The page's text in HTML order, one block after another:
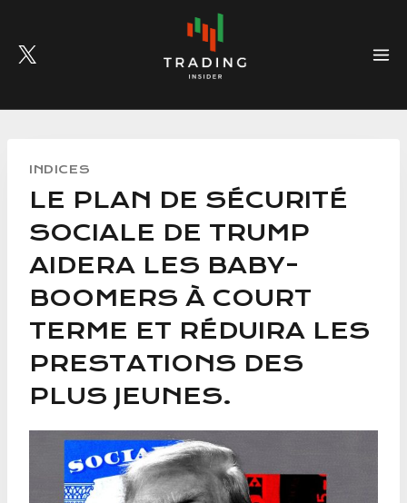
content
INDICES
LE PLAN DE SÉCURITÉ
SOCIALE DE TRUMP
AIDERA LES BABY-
BOOMERS À COURT
TERME ET RÉDUIRA LES
PRESTATIONS DES
PLUS JEUNES.